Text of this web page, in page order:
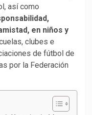
así como
en niños y
clubes e
de fútbol de
por la Federación